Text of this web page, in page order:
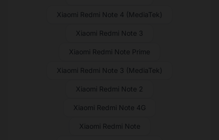
Xiaomi Redmi Note 4 (MediaTek)
Xiaomi Redmi Note 3
Xiaomi Redmi Note Prime
Xiaomi Redmi Note 3 (MediaTek)
Xiaomi Redmi Note 2
Xiaomi Redmi Note 4G
Xiaomi Redmi Note